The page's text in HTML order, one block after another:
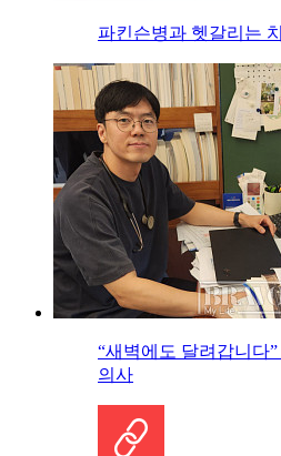
파킨슨병과 헷갈리는
“새벽에도 달려갑니다
의사